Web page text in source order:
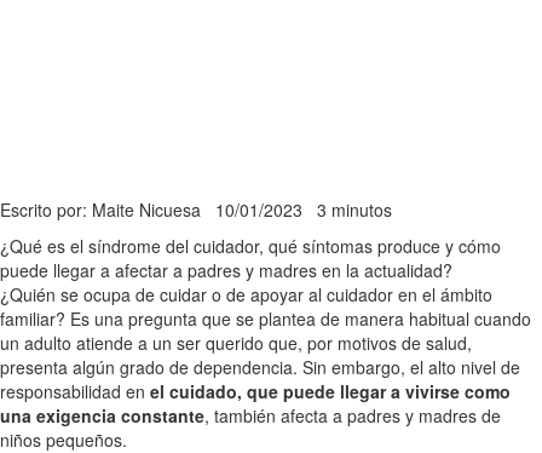
Escrito por: Maite Nicuesa 10/01/2023 3 minutos
¿Qué es el síndrome del cuidador, qué síntomas produce y cómo
puede llegar a afectar a padres y madres en la actualidad?
¿Quién se ocupa de cuidar o de apoyar al cuidador en el ámbito
familiar? Es una pregunta que se plantea de manera habitual cuando
un adulto atiende a un ser querido que, por motivos de salud,
presenta algún grado de dependencia. Sin embargo, el alto nivel de
responsabilidad en el cuidado, que puede llegar a vivirse como
una exigencia constante, también afecta a padres y madres de
niños pequeños.